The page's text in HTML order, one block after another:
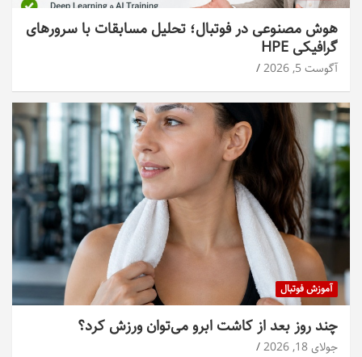
هوش مصنوعی در فوتبال؛ تحلیل مسابقات با سرورهای
گرافیکی HPE
آگوست 5, 2026
آموزش فوتبال
چند روز بعد از کاشت ابرو می‌توان ورزش کرد؟
جولای 18, 2026